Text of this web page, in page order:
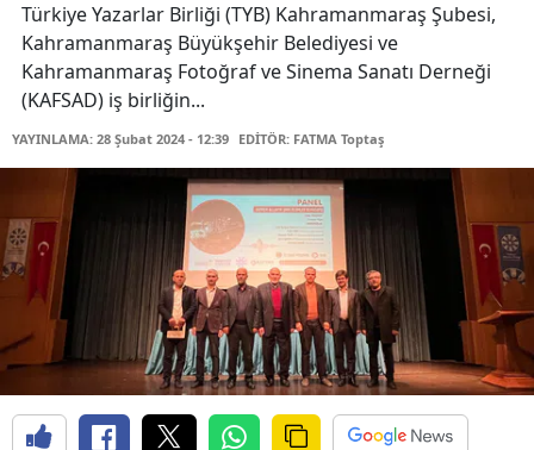
Türkiye Yazarlar Birliği (TYB) Kahramanmaraş Şubesi,
Kahramanmaraş Büyükşehir Belediyesi ve
Kahramanmaraş Fotoğraf ve Sinema Sanatı Derneği
(KAFSAD) iş birliğin...
YAYINLAMA: 28 Şubat 2024 - 12:39 EDİTÖR: FATMA Toptaş